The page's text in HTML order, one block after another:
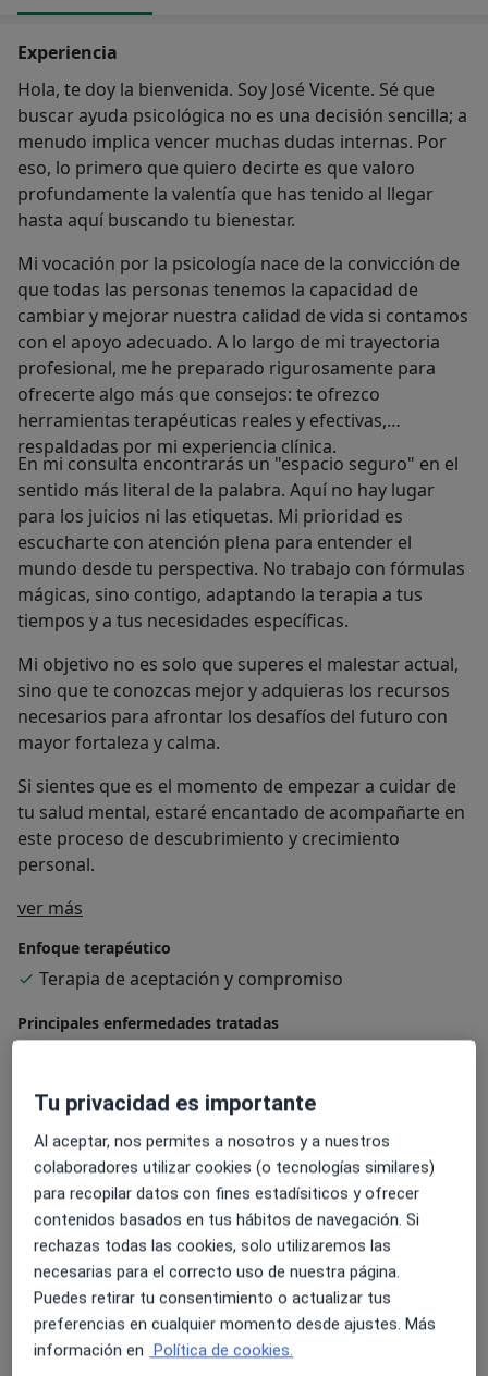
Experiencia
Hola, te doy la bienvenida. Soy José Vicente. Sé que
buscar ayuda psicológica no es una decisión sencilla; a
menudo implica vencer muchas dudas internas. Por
eso, lo primero que quiero decirte es que valoro
profundamente la valentía que has tenido al llegar
hasta aquí buscando tu bienestar.
Mi vocación por la psicología nace de la convicción de
que todas las personas tenemos la capacidad de
cambiar y mejorar nuestra calidad de vida si contamos
con el apoyo adecuado. A lo largo de mi trayectoria
profesional, me he preparado rigurosamente para
ofrecerte algo más que consejos: te ofrezco
herramientas terapéuticas reales y efectivas,
respaldadas por mi experiencia clínica.
En mi consulta encontrarás un "espacio seguro" en el
sentido más literal de la palabra. Aquí no hay lugar
para los juicios ni las etiquetas. Mi prioridad es
escucharte con atención plena para entender el
mundo desde tu perspectiva. No trabajo con fórmulas
mágicas, sino contigo, adaptando la terapia a tus
tiempos y a tus necesidades específicas.
Mi objetivo no es solo que superes el malestar actual,
sino que te conozcas mejor y adquieras los recursos
necesarios para afrontar los desafíos del futuro con
mayor fortaleza y calma.
Si sientes que es el momento de empezar a cuidar de
tu salud mental, estaré encantado de acompañarte en
este proceso de descubrimiento y crecimiento
personal.
ver más
Enfoque terapéutico
Terapia de aceptación y compromiso
Principales enfermedades tratadas
Personas de alta sensibilidad (PAS)
Duelos complicados
Ruptura traumática
Pacientes que atiendo
Adultos
Niños a partir de 8 años
Tipos de consulta
Presencial Ver direcciones (1)
VideoconsultaVer calendario online
Tu privacidad es importante
Al aceptar, nos permites a nosotros y a nuestros
colaboradores utilizar cookies (o tecnologías similares)
para recopilar datos con fines estadísiticos y ofrecer
contenidos basados en tus hábitos de navegación. Si
rechazas todas las cookies, solo utilizaremos las
necesarias para el correcto uso de nuestra página.
Puedes retirar tu consentimiento o actualizar tus
preferencias en cualquier momento desde ajustes. Más
información en Política de cookies.